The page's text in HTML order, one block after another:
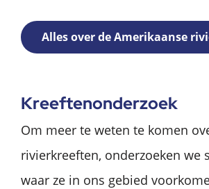
Alles over de Amerikaanse
Kreeftenonderzoek
Om meer te weten te komen
rivierkreeften, onderzoeken we
waar ze in ons gebied